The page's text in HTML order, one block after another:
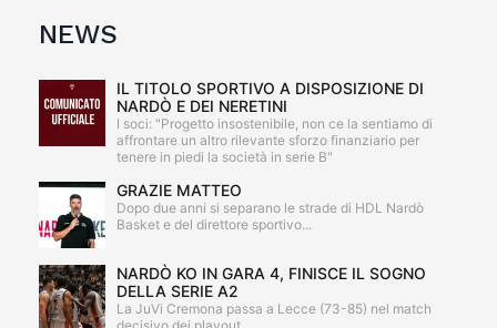
NEWS
IL TITOLO SPORTIVO A DISPOSIZIONE DI
NARDÒ E DEI NERETINI
I soci: "Progetto insostenibile, non ce la sentiamo di
affrontare un altro rilevante sforzo finanziario per
tenere in piedi la società in serie B"
GRAZIE MATTEO
Dopo due anni si separano le strade di HDL Nardò
Basket e del direttore sportivo...
NARDÒ KO IN GARA 4, FINISCE IL SOGNO
DELLA SERIE A2
La JuVi Cremona passa a Lecce (73-85) nel match